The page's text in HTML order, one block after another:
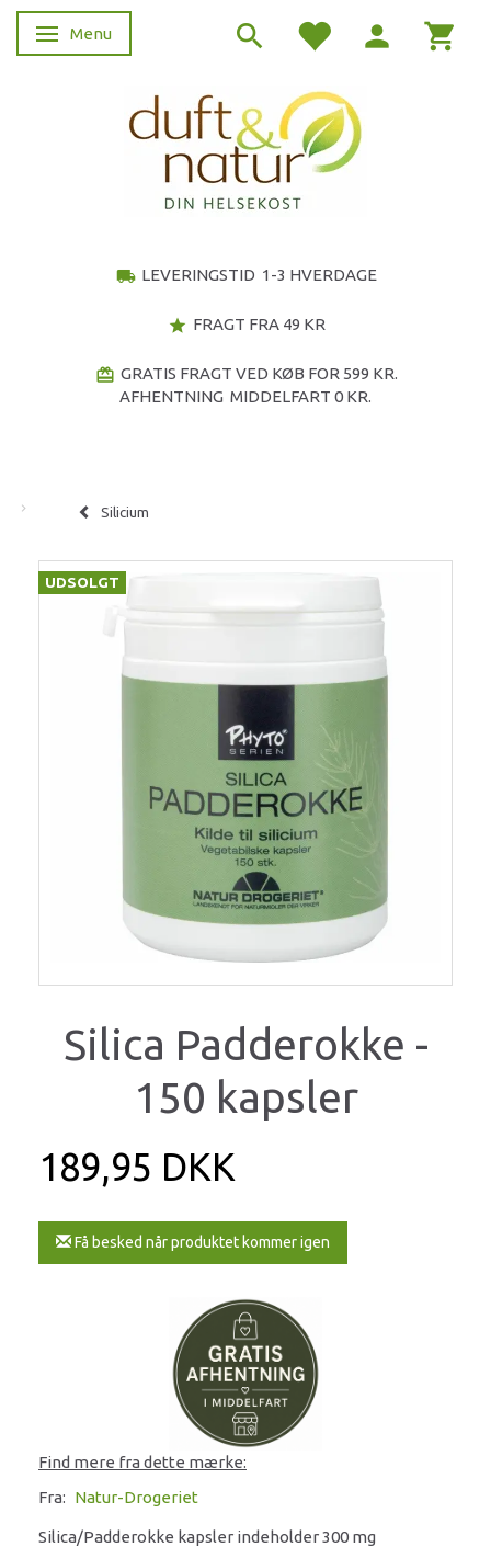
Skifte navigation
Menu
local_shipping LEVERINGSTID 1-3 HVERDAGE
star FRAGT FRA 49 KR
redeem GRATIS FRAGT VED KØB FOR 599 KR.
AFHENTNING MIDDELFART 0 KR.
Silicium
UDSOLGT
Silica Padderokke -
150 kapsler
189,95 DKK
Få besked når produktet kommer igen
Find mere fra dette mærke:
Fra: Natur-Drogeriet
Silica/Padderokke kapsler indeholder 300 mg